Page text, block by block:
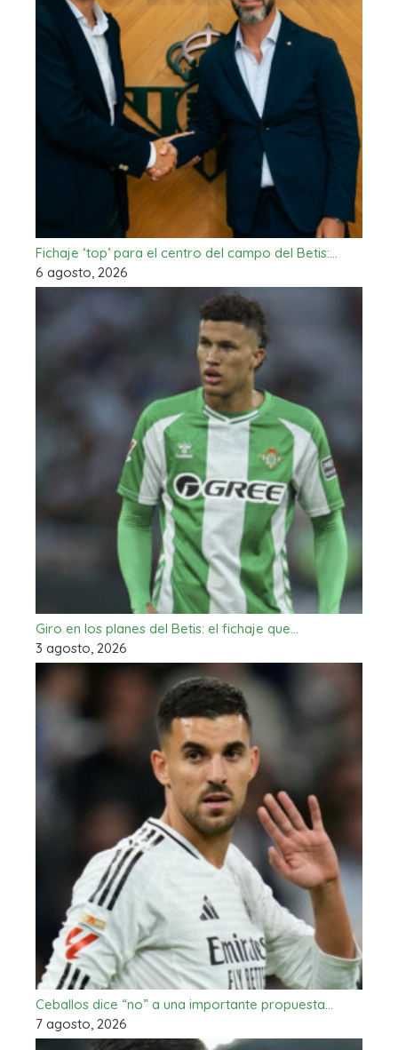
Fichaje ‘top’ para el centro del campo del Betis:…
6 agosto, 2026
Giro en los planes del Betis: el fichaje que…
3 agosto, 2026
Ceballos dice “no” a una importante propuesta…
7 agosto, 2026